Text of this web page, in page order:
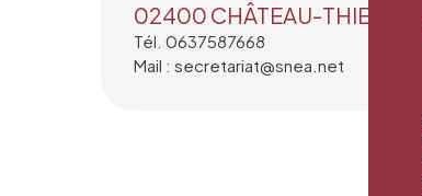
02400 CHÂTEAU-THIERRY
Tél. 0637587668
Mail : secretariat@snea.net